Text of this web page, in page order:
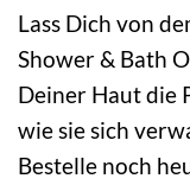
Lass Dich von
Shower & Bath
Deiner Haut die
wie sie sich
Bestelle noch